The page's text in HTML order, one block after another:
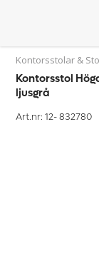
Kontorsstolar &
Kontorsstol
ljusgrå
Art.nr: 12-832780